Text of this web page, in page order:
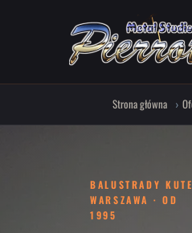
Strona główna
BALUSTRADY
WARSZAWA · OD
1995